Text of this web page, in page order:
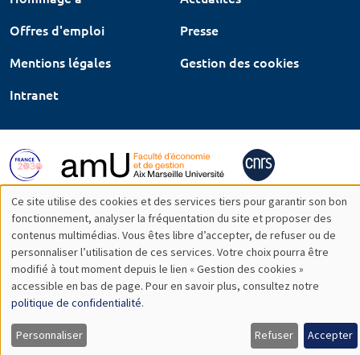
Offres d'emploi
Presse
Mentions légales
Gestion des cookies
Intranet
Utilisation
des
données
personnelles
et
Ce site utilise des cookies et des services tiers pour garantir son bon
fonctionnement, analyser la fréquentation du site et proposer des
contenus multimédias. Vous êtes libre d’accepter, de refuser ou de
personnaliser l’utilisation de ces services. Votre choix pourra être
modifié à tout moment depuis le lien « Gestion des cookies »
accessible en bas de page. Pour en savoir plus, consultez notre
politique de confidentialité.
Personnaliser Refuser Accepter